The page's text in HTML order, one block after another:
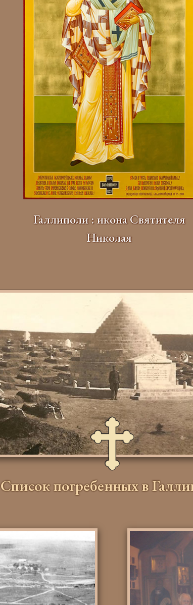
Галлиполи : икона Святителя
Николая
Список погребенных в